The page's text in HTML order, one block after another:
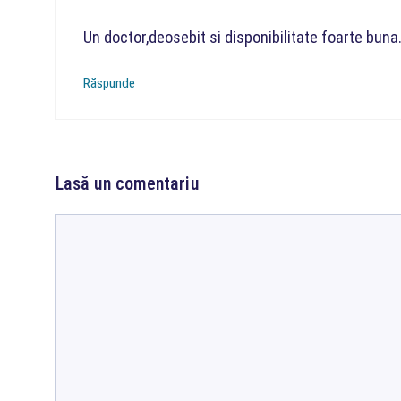
Un doctor,deosebit si disponibilitate foarte buna.
Răspunde
Lasă un comentariu